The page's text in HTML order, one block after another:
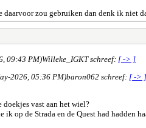
daarvoor zou gebruiken dan denk ik niet
09:43 PM)Willeke_IGKT schreef: [ -> ]
2026, 05:36 PM)baron062 schreef: [ -> ]
vast aan het wiel?
ik op de Strada en de Quest had hadden